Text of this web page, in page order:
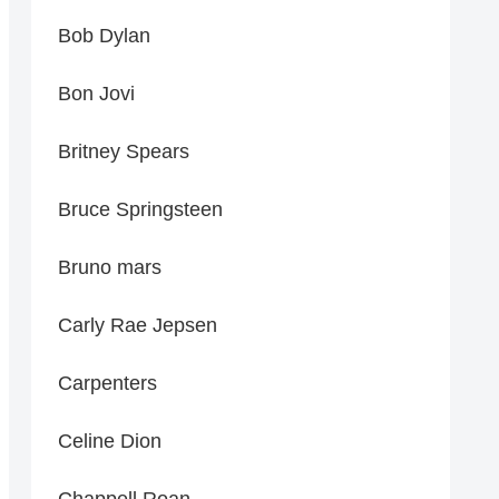
Bob Dylan
Bon Jovi
Britney Spears
Bruce Springsteen
Bruno mars
Carly Rae Jepsen
Carpenters
Celine Dion